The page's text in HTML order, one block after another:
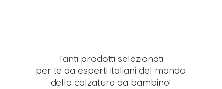
Tanti prodotti selezionati
per te da esperti italiani del mondo
della calzatura da bambino!